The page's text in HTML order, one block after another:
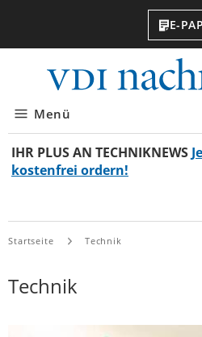
E-
Menü
IHR PLUS AN TECHNIKNEWS
kostenfrei ordern!
Startseite Technik
Technik